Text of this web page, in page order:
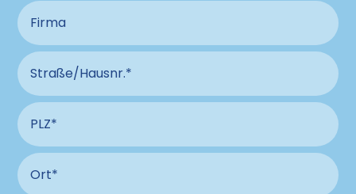
Firma
Straße und Hausnummer Anschluss
PLZ Anschluss
Ort Anschluss